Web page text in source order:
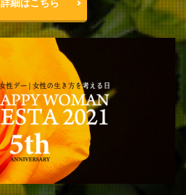
詳細はこちら